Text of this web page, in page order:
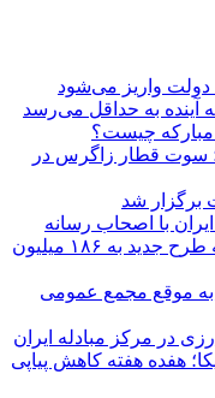
دولت واریز می‌شود
مبارکه چیست؟
سوت قطار زاگرس در
برگزار شد
با اصحاب رسانه
رکوردشکنی قیمت طلا و ارز؛ سکه طرح جدید به ۱۸۶ میلیون
به موقع مجمع عمومی
در مرکز مبادله ایران
هفده هفته کاهش پیاپی